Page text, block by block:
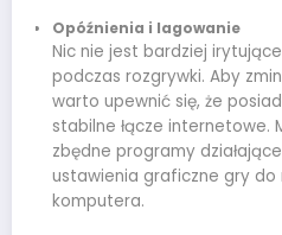
Opóźnienia i lagowanie
Nic nie jest bardziej
podczas rozgrywki. Aby
warto upewnić się, że
stabilne łącze internetowe.
zbędne programy
ustawienia graficzne gry do
komputera.